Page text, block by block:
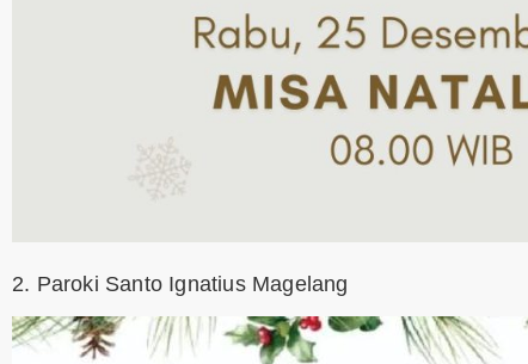
2. Paroki Santo Ignatius Magelang